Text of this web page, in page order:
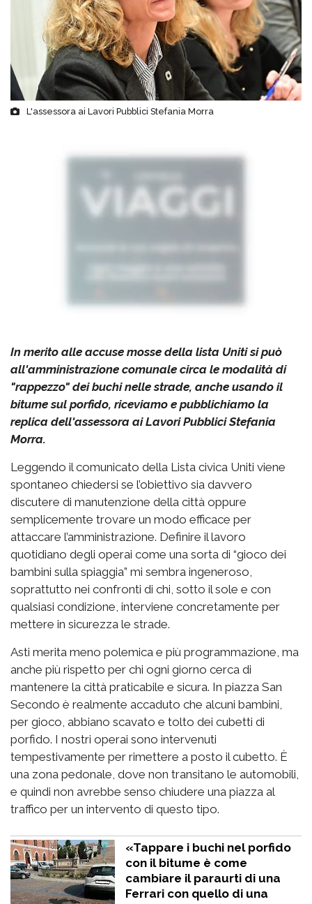
L'assessora ai Lavori Pubblici Stefania Morra
In merito alle accuse mosse della lista Uniti si può
all'amministrazione comunale circa le modalità di
"rappezzo" dei buchi nelle strade, anche usando il
bitume sul porfido, riceviamo e pubblichiamo la
replica dell'assessora ai Lavori Pubblici Stefania
Morra.
Leggendo il comunicato della Lista civica Uniti viene
spontaneo chiedersi se l’obiettivo sia davvero
discutere di manutenzione della città oppure
semplicemente trovare un modo efficace per
attaccare l’amministrazione. Definire il lavoro
quotidiano degli operai come una sorta di “gioco dei
bambini sulla spiaggia” mi sembra ingeneroso,
soprattutto nei confronti di chi, sotto il sole e con
qualsiasi condizione, interviene concretamente per
mettere in sicurezza le strade.
Asti merita meno polemica e più programmazione, ma
anche più rispetto per chi ogni giorno cerca di
mantenere la città praticabile e sicura. In piazza San
Secondo è realmente accaduto che alcuni bambini,
per gioco, abbiano scavato e tolto dei cubetti di
porfido. I nostri operai sono intervenuti
tempestivamente per rimettere a posto il cubetto. È
una zona pedonale, dove non transitano le automobili,
e quindi non avrebbe senso chiudere una piazza al
traffico per un intervento di questo tipo.
«Tappare i buchi nel porfido
con il bitume è come
cambiare il paraurti di una
Ferrari con quello di una